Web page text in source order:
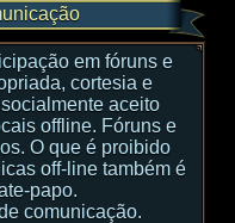
em fóruns e
cortesia e
aceito
offline. Fóruns e
O que é proibido
off-line também é
papo.
comunicação.